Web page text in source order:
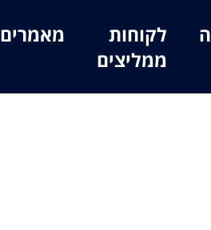
לקוחות
ממליצים
מאמרים